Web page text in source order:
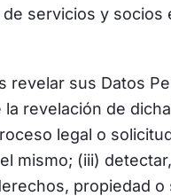
servicios y socios
revelar sus Datos
la revelación de
legal o
mismo; (iii)
propiedad